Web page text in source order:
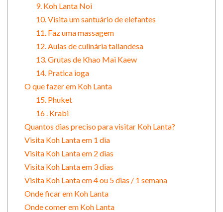
9. Koh Lanta Noi
10. Visita um santuário de elefantes
11. Faz uma massagem
12. Aulas de culinária tailandesa
13. Grutas de Khao Mai Kaew
14. Pratica ioga
O que fazer em Koh Lanta
15. Phuket
16 . Krabi
Quantos dias preciso para visitar Koh Lanta?
Visita Koh Lanta em 1 dia
Visita Koh Lanta em 2 dias
Visita Koh Lanta em 3 dias
Visita Koh Lanta em 4 ou 5 dias / 1 semana
Onde ficar em Koh Lanta
Onde comer em Koh Lanta